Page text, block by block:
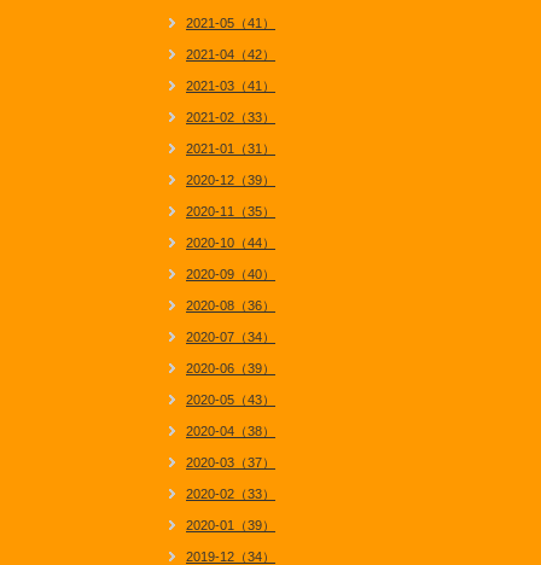
2021-05（41）
2021-04（42）
2021-03（41）
2021-02（33）
2021-01（31）
2020-12（39）
2020-11（35）
2020-10（44）
2020-09（40）
2020-08（36）
2020-07（34）
2020-06（39）
2020-05（43）
2020-04（38）
2020-03（37）
2020-02（33）
2020-01（39）
2019-12（34）